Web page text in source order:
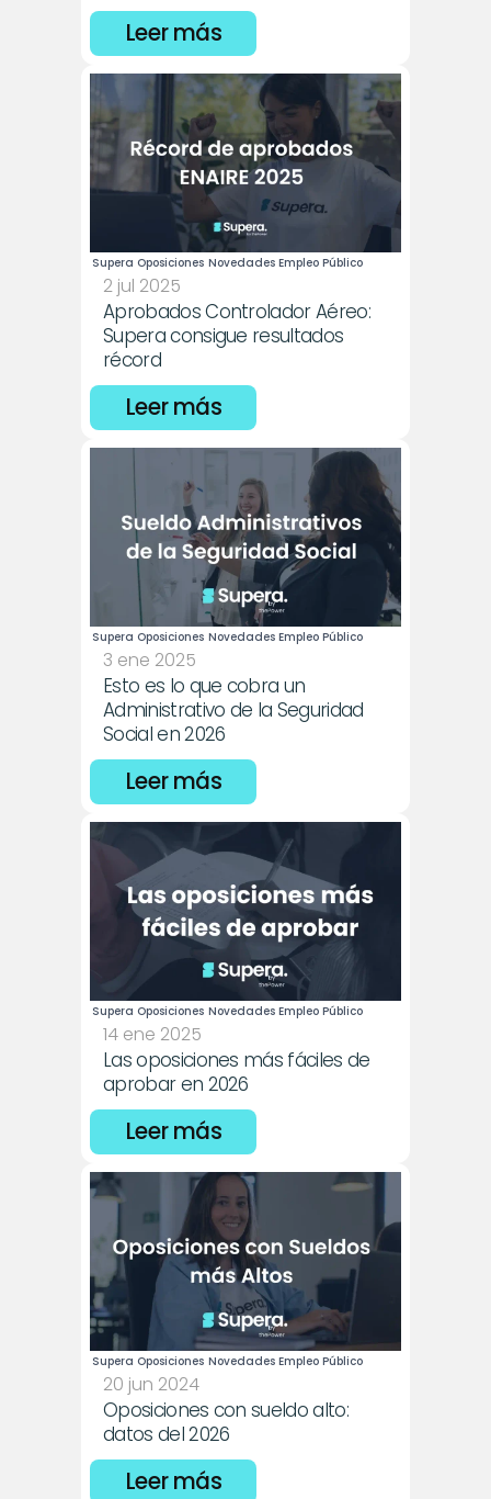
Leer más
Supera Oposiciones Novedades Empleo Público
2 jul 2025
Aprobados Controlador Aéreo:
Supera consigue resultados
récord
Leer más
Supera Oposiciones Novedades Empleo Público
3 ene 2025
Esto es lo que cobra un
Administrativo de la Seguridad
Social en 2026
Leer más
Supera Oposiciones Novedades Empleo Público
14 ene 2025
Las oposiciones más fáciles de
aprobar en 2026
Leer más
Supera Oposiciones Novedades Empleo Público
20 jun 2024
Oposiciones con sueldo alto:
datos del 2026
Leer más